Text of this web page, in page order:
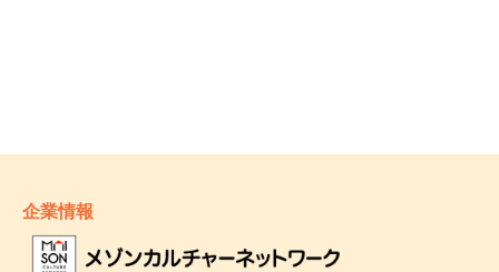
企業情報